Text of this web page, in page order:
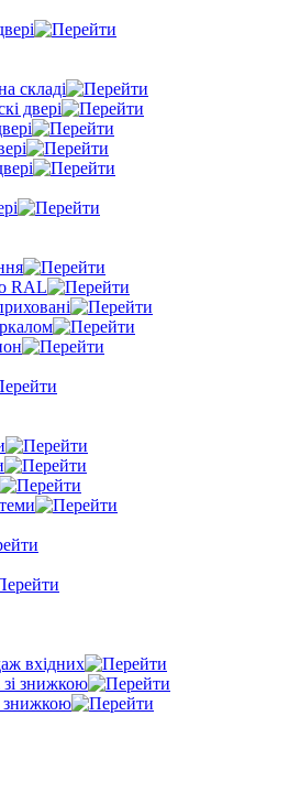
складі
двері
RAL
вхідних
зі знижкою
знижкою